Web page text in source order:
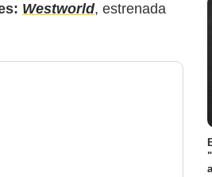
Westworld, estrenada